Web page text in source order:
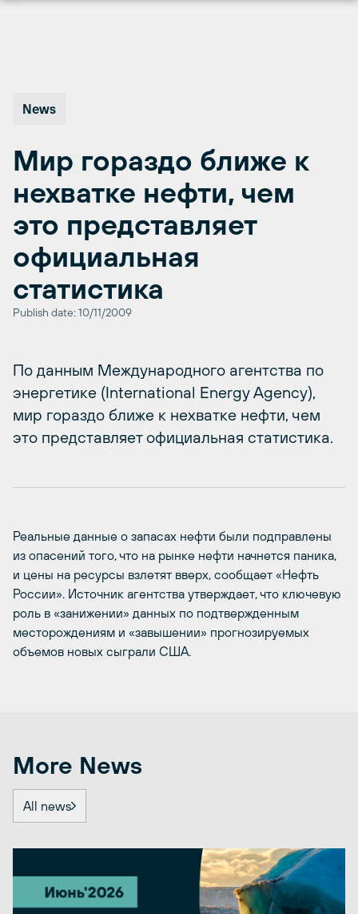
News
Мир гораздо ближе к
нехватке нефти, чем
это представляет
официальная
статистика
Publish date: 10/11/2009
По данным Международного агентства по
энергетике (International Energy Agency),
мир гораздо ближе к нехватке нефти, чем
это представляет официальная статистика.
Реальные данные о запасах нефти были подправлены
из опасений того, что на рынке нефти начнется паника,
и цены на ресурсы взлетят вверх, сообщает «Нефть
России». Источник агентства утверждает, что ключевую
роль в «занижении» данных по подтвержденным
месторождениям и «завышении» прогнозируемых
объемов новых сыграли США.
More News
All news